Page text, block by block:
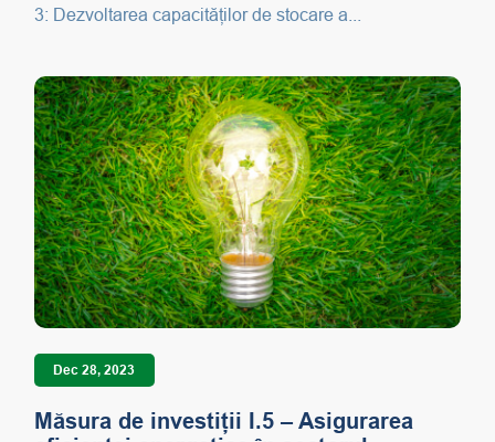
3: Dezvoltarea capacităților de stocare a...
Dec 28, 2023
Măsura de investiții I.5 – Asigurarea